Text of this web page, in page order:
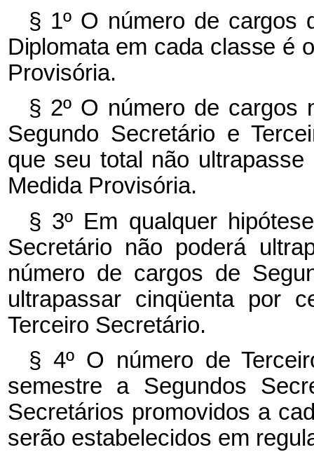
§ 1º O número de cargos
Diplomata em cada classe é
Provisória.
§ 2º O número de cargos
Segundo Secretário e
que seu total não
Medida Provisória.
§ 3º Em qualquer
Secretário não poderá
número de cargos de
ultrapassar cinqüenta por
Terceiro Secretário.
§ 4º O número de
semestre a Segundos
Secretários promovidos a
serão estabelecidos em